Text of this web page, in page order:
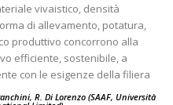
vivaistico, densità
di allevamento, potatura,
produttivo concorrono alla
efficiente, sostenibile, a
con le esigenze della filiera
R. Di Lorenzo (SAAF, Università